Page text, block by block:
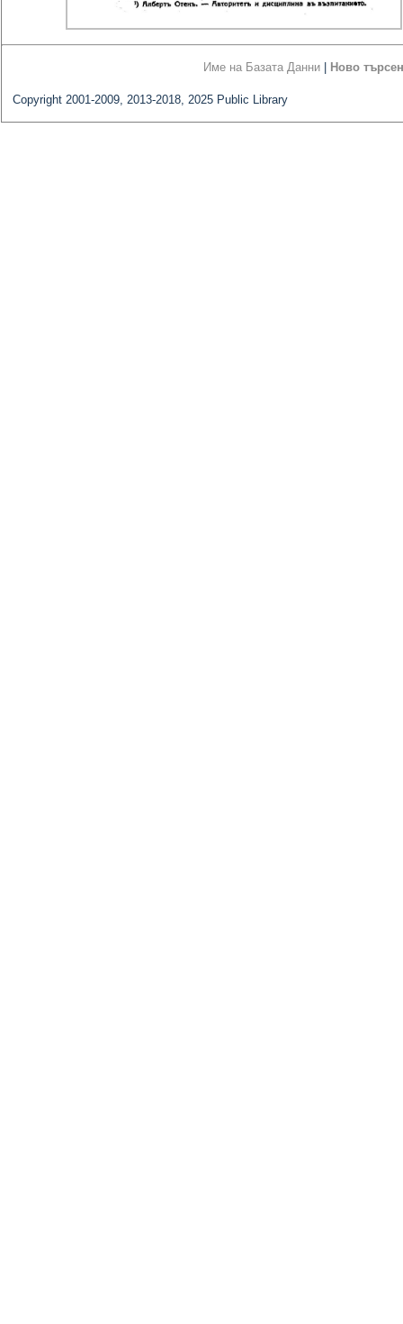
Име на Базата Данни Ново
Copyright 2001-2009, 2013-2018, 2025 Public Library